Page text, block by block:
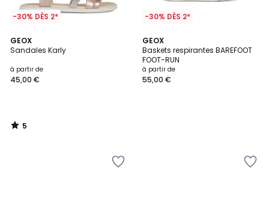
-30% DÈS 2*
GEOX
Sandales Karly
à partir de
45,00 €
5
/
5
/
-30% DÈS 2*
GEOX
Baskets respirantes BAREFOOT
FOOT-RUN
à partir de
55,00 €